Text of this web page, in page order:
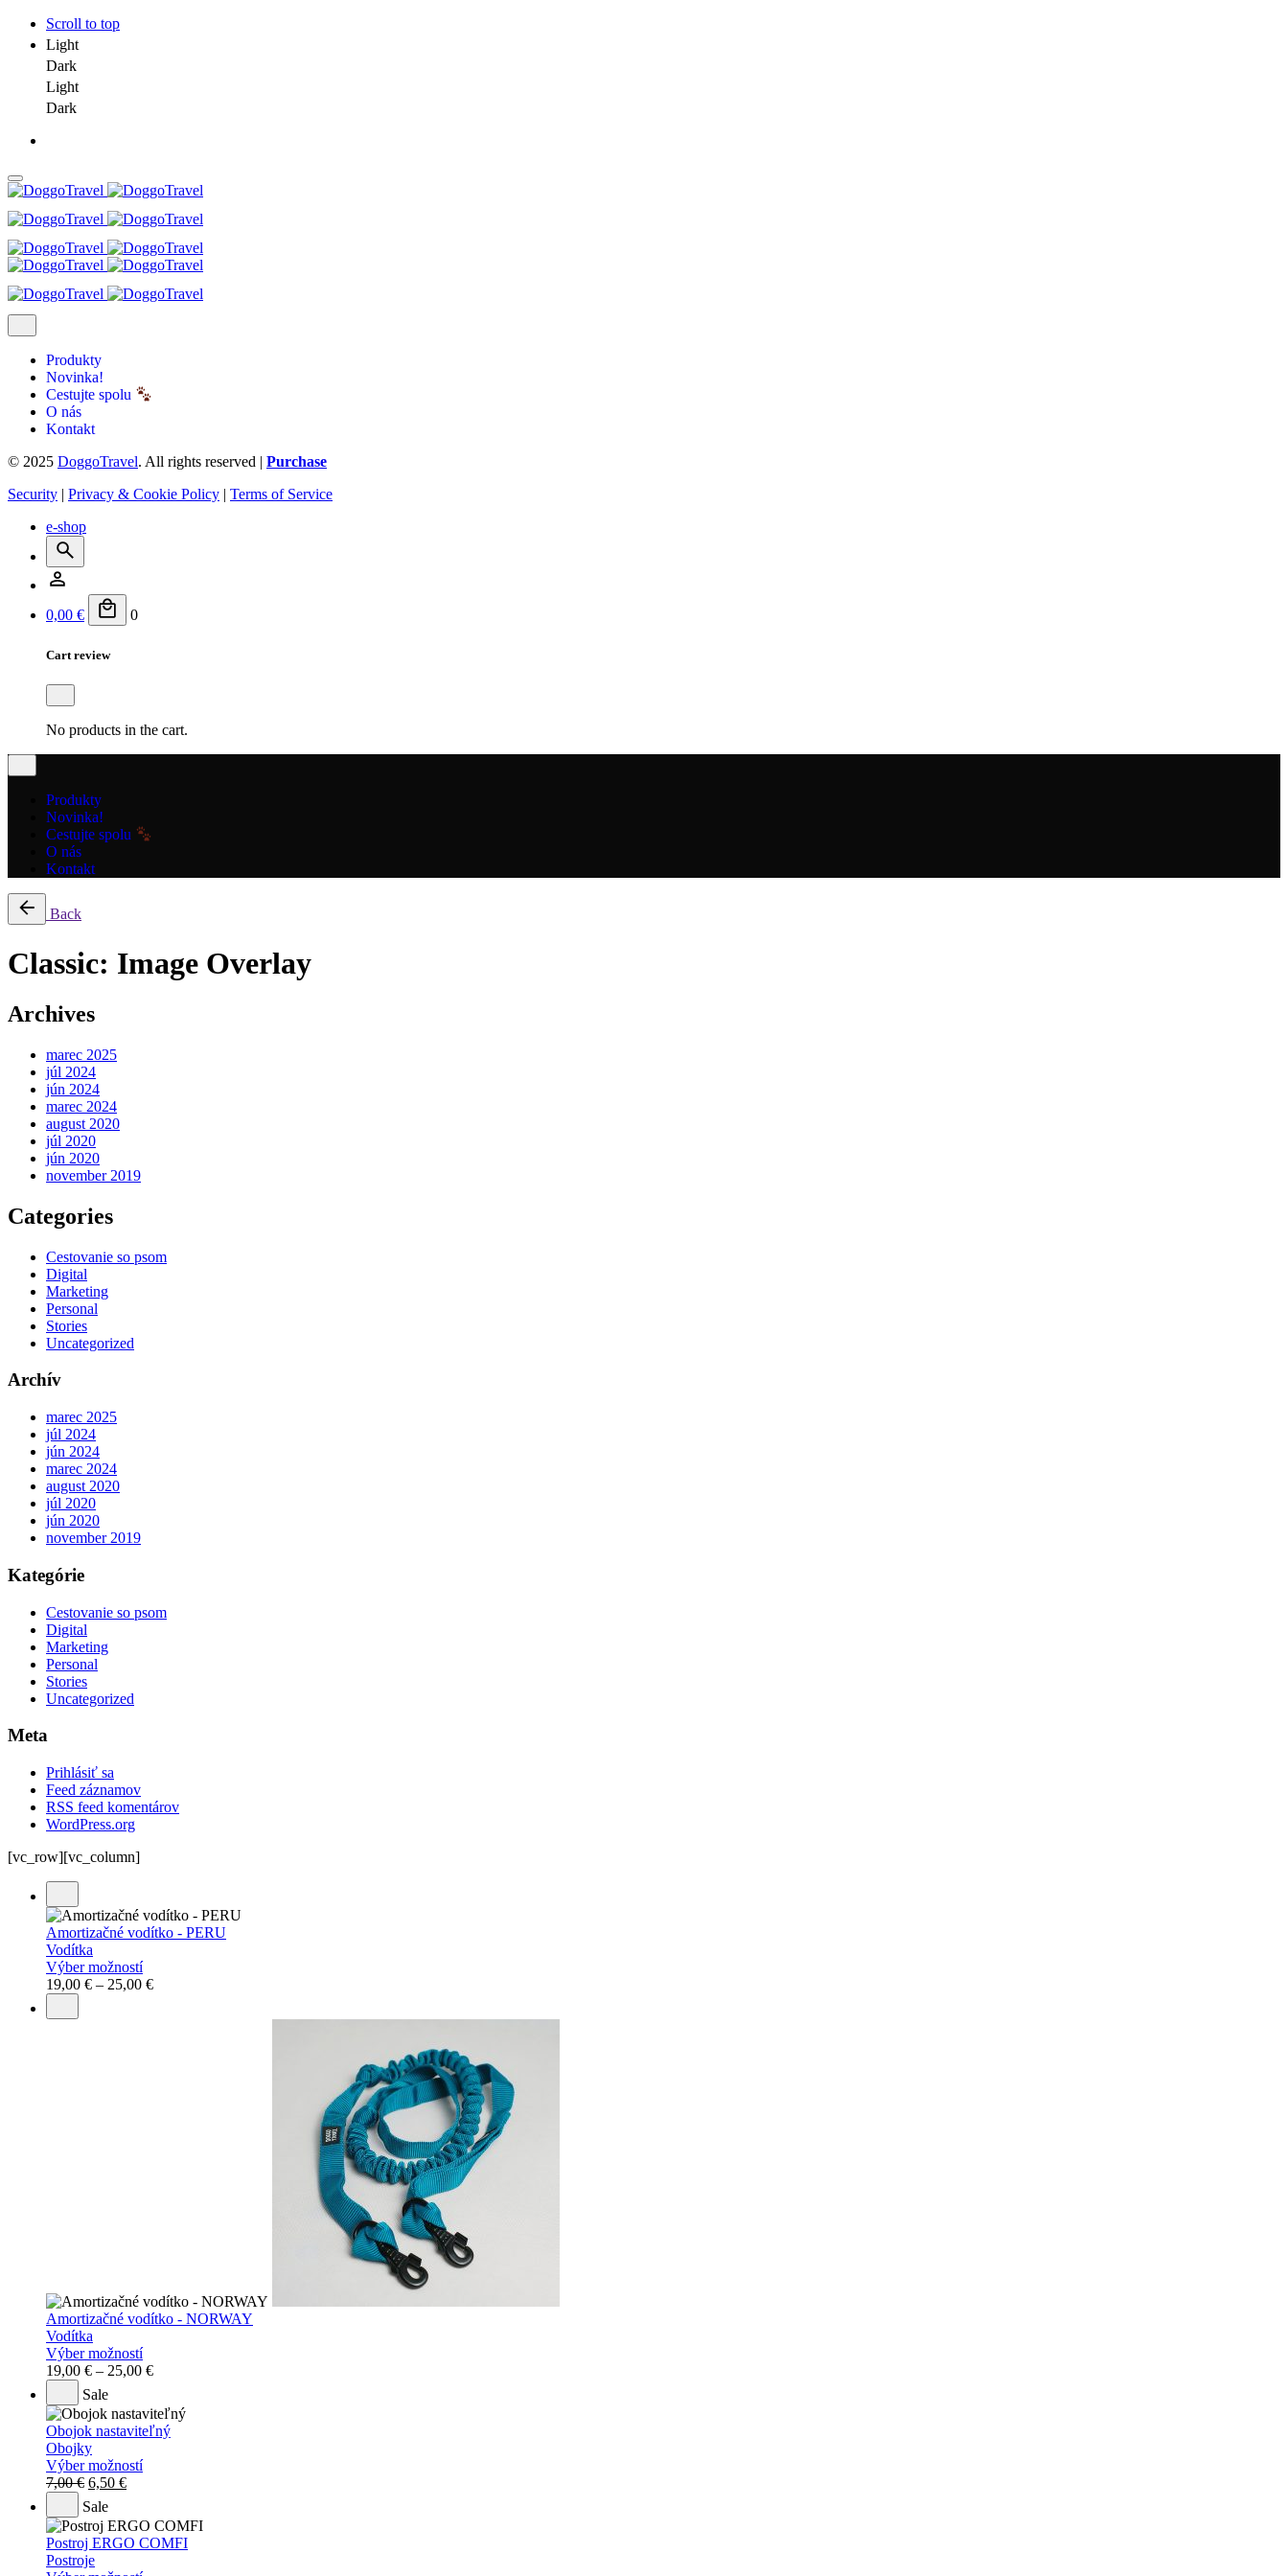
Scroll to top
Light
Dark
Light
Dark
Skip
to
Produkty
Novinka!
Cestujte spolu
O nás
Kontakt
© 2025 DoggoTravel. All rights reserved | Purchase
Security | Privacy & Cookie Policy | Terms of Service
e-shop
0,00 € 0
Cart review
No products in the cart.
Produkty
Novinka!
Cestujte spolu
O nás
Kontakt
Back
Classic: Image Overlay
Archives
marec 2025
júl 2024
jún 2024
marec 2024
august 2020
júl 2020
jún 2020
november 2019
Categories
Cestovanie so psom
Digital
Marketing
Personal
Stories
Uncategorized
Archív
marec 2025
júl 2024
jún 2024
marec 2024
august 2020
júl 2020
jún 2020
november 2019
Kategórie
Cestovanie so psom
Digital
Marketing
Personal
Stories
Uncategorized
Meta
Prihlásiť sa
Feed záznamov
RSS feed komentárov
WordPress.org
[vc_row][vc_column]
Amortizačné vodítko - PERU
Vodítka
Výber možností
19,00 € – 25,00 €
Amortizačné vodítko - NORWAY
Vodítka
Výber možností
19,00 € – 25,00 €
Sale
Obojok nastaviteľný
Obojky
Výber možností
7,00€ Original
price
was:
7,00 €.
6,50 €Current
6,50 €.
Sale
Postroj ERGO COMFI
Postroje